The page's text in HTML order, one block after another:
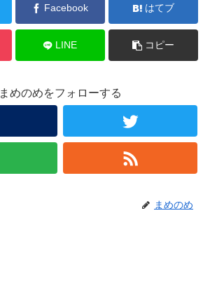
Facebook はてブ
LINE コピー
まめのめをフォローする
まめのめ